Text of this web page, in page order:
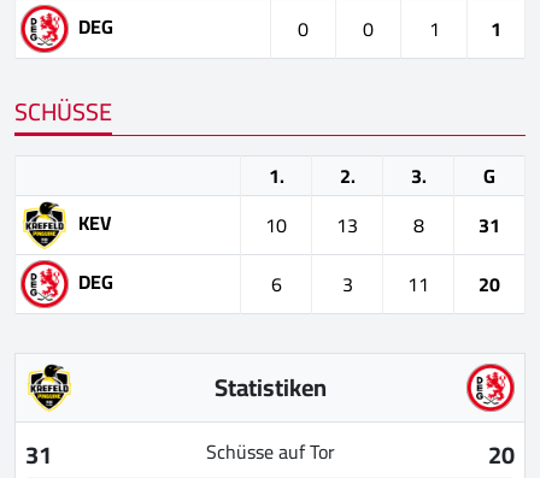
DEG
0 0 1 1
SCHÜSSE
1. 2. 3.
G
KEV
10 13 8
31
DEG
6 3 11 20
Statistiken
31
Schüsse auf Tor
20